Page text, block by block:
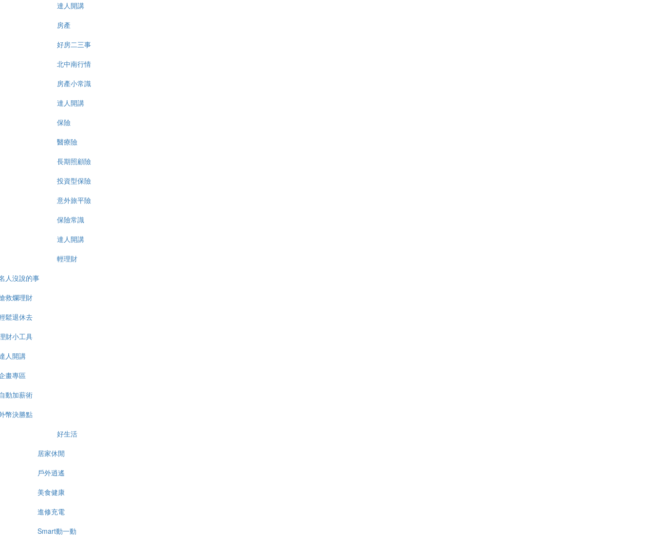
達人開講
房產
好房二三事
北中南行情
房產小常識
達人開講
保險
醫療險
長期照顧險
投資型保險
意外旅平險
保險常識
達人開講
輕理財
人沒說的事
救爛理財
鬆退休去
財小工具
人開講
畫專區
動加薪術
幣決勝點
好生活
居家休閒
戶外逍遙
美食健康
進修充電
Smart動一動